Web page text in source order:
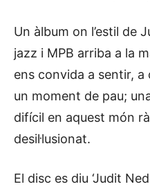
Un àlbum on l’estil de
jazz i MPB arriba a la
ens convida a sentir,
un moment de pau;
difícil en aquest món
desil·lusionat.
El disc es diu ‘Judit